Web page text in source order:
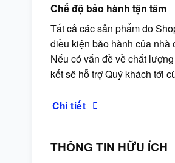
Chế độ bảo hành tận tâm
Tất cả các sản phẩm do
điều kiện bảo hành của nhà
Nếu có vấn đề về chất
kết sẽ hỗ trợ Quý khách tới
Chi tiết
THÔNG TIN HỮU ÍCH